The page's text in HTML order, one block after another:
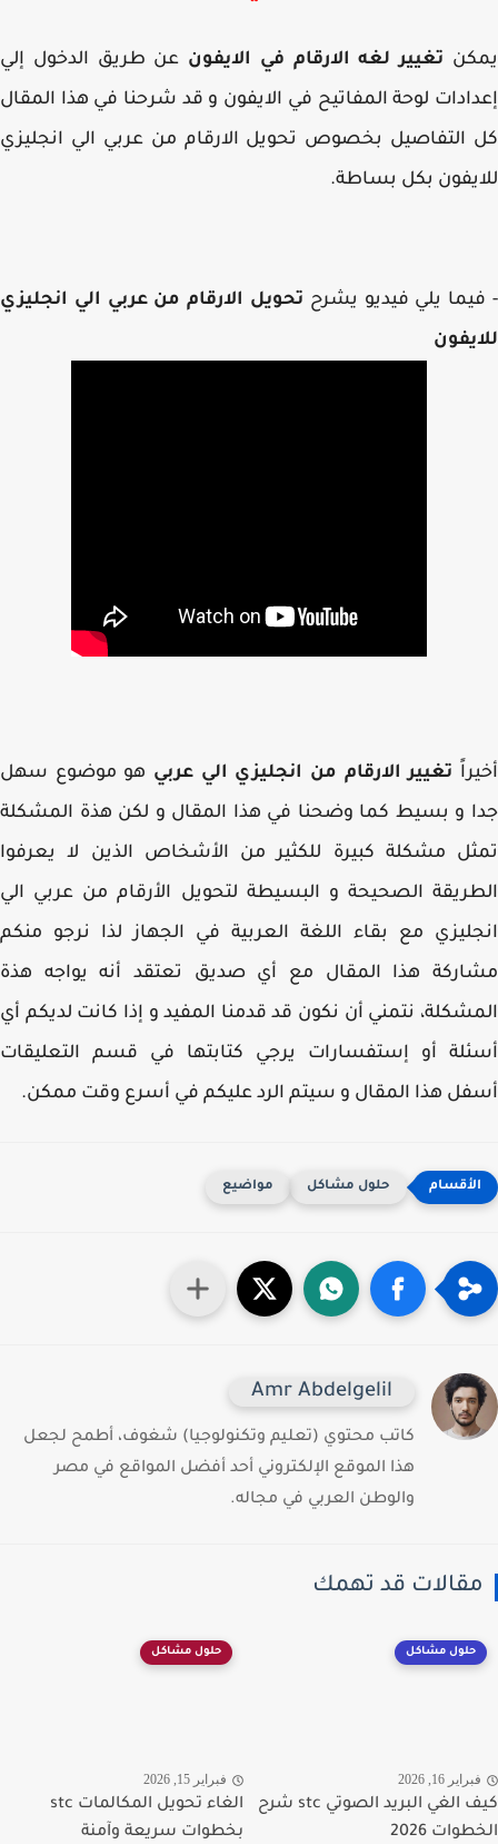
تغيير لغه الارقام في الايفونعن طريق الدخول إلي
لوحة المفاتيح في الايفون و قد شرحنا في هذا المقال
التفاصيل بخصوص تحويل الارقام من عربي الي انجليزي
بكل بساطة.
يلي فيديو يشرحتحويل الارقام من عربي الي انجليزي
تغيير الارقام من انجليزي الي عربيهو موضوع سهل
و بسيط كما وضحنا في هذا المقال و لكن هذة المشكلة
مشكلة كبيرة للكثير من الأشخاص الذين لا يعرفوا
الصحيحة و البسيطة لتحويل الأرقام من عربي الي
مع بقاء اللغة العربية في الجهاز لذا نرجو منكم
هذا المقال مع أي صديق تعتقد أنه يواجه هذة
نتمني أن نكون قد قدمنا المفيد و إذا كانت لديكم أي
أو إستفسارات يرجي كتابتها في قسم التعليقات
هذا المقال و سيتم الرد عليكم في أسرع وقت ممكن.
حلول مشاكل مواضيع
Amr Abdelgelil
كاتب محتوي (تعليم وتكنولوجيا) شغوف، أطمح لجعل
هذا الموقع الإلكتروني أحد أفضل المواقع في مصر
والوطن العربي في مجاله.
قد تهمك
حلول مشاكل
16, 2026
كيف الغي البريد الصوتي stc شرح
2026
حلول مشاكل
فبراير 15, 2026
الغاء تحويل المكالمات stc
بخطوات سريعة وآمنة